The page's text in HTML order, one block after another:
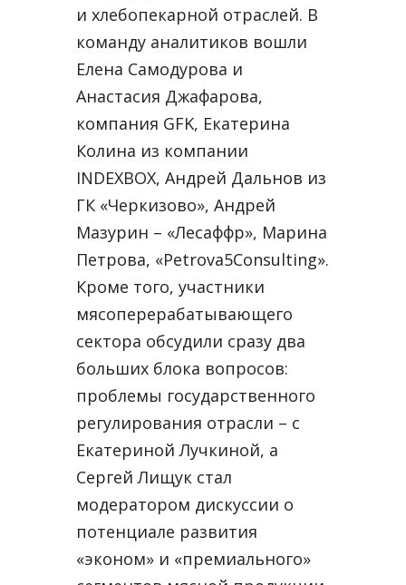
и хлебопекарной отраслей. В
команду аналитиков вошли
Елена Самодурова и
Анастасия Джафарова,
компания GFK, Екатерина
Колина из компании
INDEXBOX, Андрей Дальнов из
ГК «Черкизово», Андрей
Мазурин – «Лесаффр», Марина
Петрова, «Petrova5Consulting».
Кроме того, участники
мясоперерабатывающего
сектора обсудили сразу два
больших блока вопросов:
проблемы государственного
регулирования отрасли – с
Екатериной Лучкиной, а
Сергей Лищук стал
модератором дискуссии о
потенциале развития
«эконом» и «премиального»